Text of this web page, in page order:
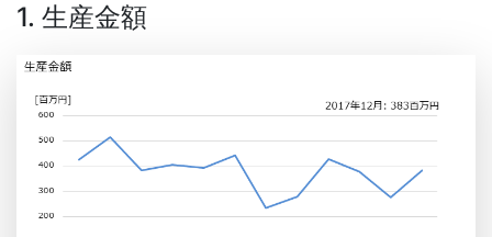
1. 生産金額